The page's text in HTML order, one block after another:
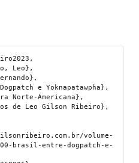
brasil-entre-dogpatch-e-